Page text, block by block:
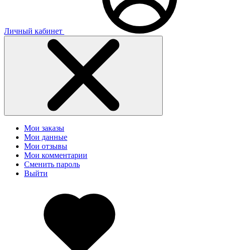
Личный кабинет
Мои заказы
Мои данные
Мои отзывы
Мои комментарии
Сменить пароль
Выйти